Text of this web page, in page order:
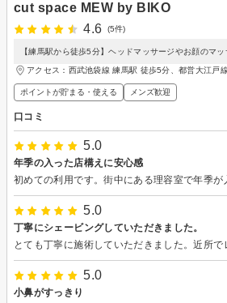
cut space MEW by BIKO
4.6
(5件)
【練馬駅から徒歩5分】ヘッドマッサージやお顔のマ
アクセス：西武池袋線 練馬駅 徒歩5分、都営大江戸
ポイントが貯まる・使える メンズ歓迎
口コミ
5.0
年季の入った店構えに安心感
5.0
丁寧にシェービングしていただきました。
5.0
小鼻がすっきり